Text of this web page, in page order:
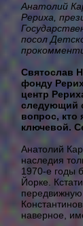
Анатолий
Рериха,
посол
Святослав
фонду
центр
следующий
вопрос, кто
ключевой.
Анатолий
наследия
1970-е годы
Йорке.
передвижную
наверное,